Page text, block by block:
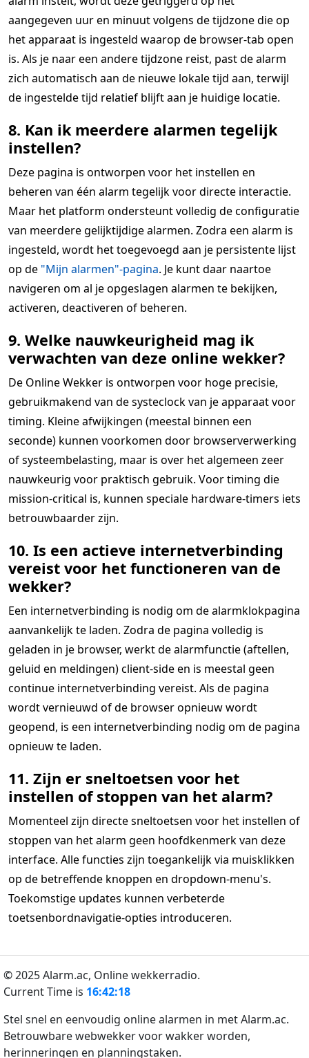
aangegeven uur en minuut volgens de tijdzone die op
het apparaat is ingesteld waarop de browser-tab open
is. Als je naar een andere tijdzone reist, past de alarm
zich automatisch aan de nieuwe lokale tijd aan, terwijl
de ingestelde tijd relatief blijft aan je huidige locatie.
8. Kan ik meerdere alarmen tegelijk
instellen?
Deze pagina is ontworpen voor het instellen en
beheren van één alarm tegelijk voor directe interactie.
Maar het platform ondersteunt volledig de configuratie
van meerdere gelijktijdige alarmen. Zodra een alarm is
ingesteld, wordt het toegevoegd aan je persistente lijst
op de "Mijn alarmen"-pagina. Je kunt daar naartoe
navigeren om al je opgeslagen alarmen te bekijken,
activeren, deactiveren of beheren.
9. Welke nauwkeurigheid mag ik
verwachten van deze online wekker?
De Online Wekker is ontworpen voor hoge precisie,
gebruikmakend van de systeclock van je apparaat voor
timing. Kleine afwijkingen (meestal binnen een
seconde) kunnen voorkomen door browserverwerking
of systeembelasting, maar is over het algemeen zeer
nauwkeurig voor praktisch gebruik. Voor timing die
mission-critical is, kunnen speciale hardware-timers iets
betrouwbaarder zijn.
10. Is een actieve internetverbinding
vereist voor het functioneren van de
wekker?
Een internetverbinding is nodig om de alarmklokpagina
aanvankelijk te laden. Zodra de pagina volledig is
geladen in je browser, werkt de alarmfunctie (aftellen,
geluid en meldingen) client-side en is meestal geen
continue internetverbinding vereist. Als de pagina
wordt vernieuwd of de browser opnieuw wordt
geopend, is een internetverbinding nodig om de pagina
opnieuw te laden.
11. Zijn er sneltoetsen voor het
instellen of stoppen van het alarm?
Momenteel zijn directe sneltoetsen voor het instellen of
stoppen van het alarm geen hoofdkenmerk van deze
interface. Alle functies zijn toegankelijk via muisklikken
op de betreffende knoppen en dropdown-menu's.
Toekomstige updates kunnen verbeterde
toetsenbordnavigatie-opties introduceren.
© 2025 Alarm.ac, Online wekkerradio.
Current Time is 16:42:18
Stel snel en eenvoudig online alarmen in met Alarm.ac.
Betrouwbare webwekker voor wakker worden,
herinneringen en planningstaken.